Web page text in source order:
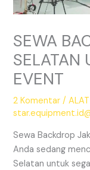
SEWA
SELATAN
EVENT
2 Komentar /
Sewa Backdrop
Anda sedang
Selatan untuk